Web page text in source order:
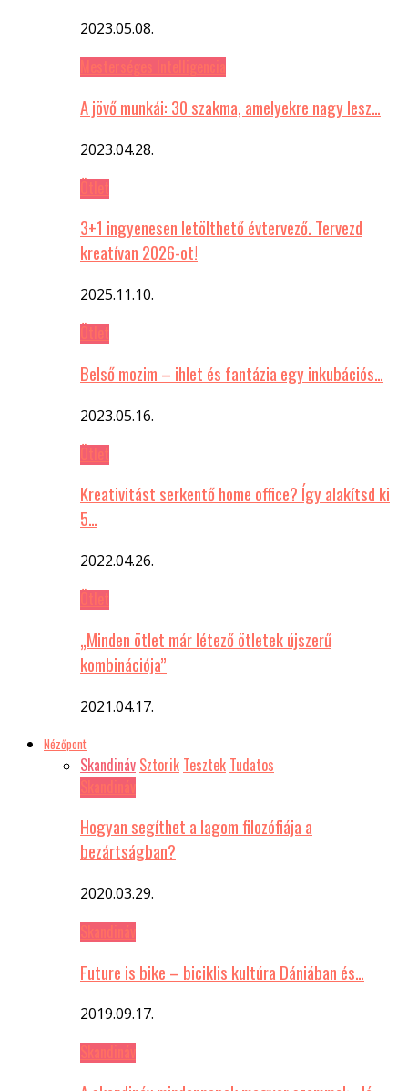
2023.05.08.
A jövő munkái: 30 szakma, amelyekre nagy lesz…
2023.04.28.
3+1 ingyenesen letölthető évtervező. Tervezd
kreatívan 2026-ot!
2025.11.10.
Belső mozim – ihlet és fantázia egy inkubációs…
2023.05.16.
Kreativitást serkentő home office? Így alakítsd ki
5…
2022.04.26.
„Minden ötlet már létező ötletek újszerű
kombinációja”
2021.04.17.
Nézőpont
Skandináv Sztorik Tesztek Tudatos
Hogyan segíthet a lagom filozófiája a
bezártságban?
2020.03.29.
Future is bike – biciklis kultúra Dániában és…
2019.09.17.